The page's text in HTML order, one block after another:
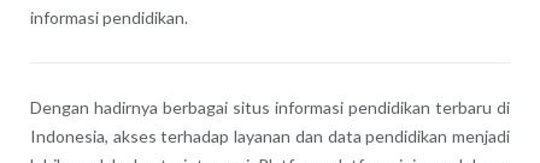
informasi pendidikan.
Dengan hadirnya berbagai situs informasi pendidikan terbaru di
Indonesia, akses terhadap layanan dan data pendidikan menjadi